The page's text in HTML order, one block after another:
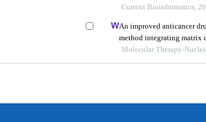
Current Bioinformatics,
An improved anticancer
method integrating matrix
Molecular Therapy-